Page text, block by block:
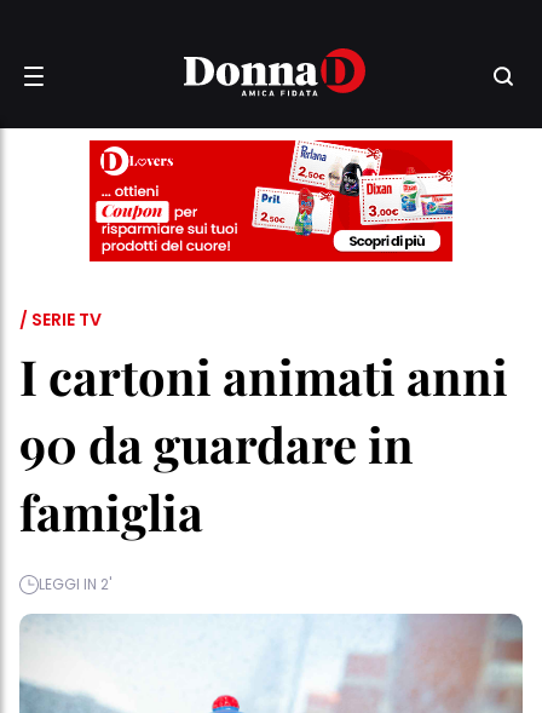
/ SERIE TV
I cartoni animati anni
90 da guardare in
famiglia
LEGGI IN 2'